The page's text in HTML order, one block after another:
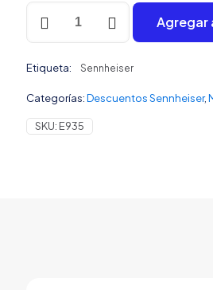
Sennheiser
-
Vocal
cantidad
Agregar
Etiqueta: Sennheiser
Categorías:Descuentos Sennheiser,
SKU: E935